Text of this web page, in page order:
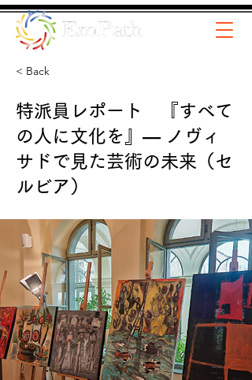
< Back
特派員レポート 『すべて
の人に文化を』― ノヴィ
サドで見た芸術の未来（セ
ルビア）